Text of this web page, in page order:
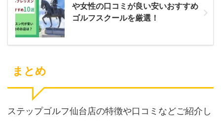
や女性の口コミが良い安いおすすめ
ゴルフスクールを厳選！
まとめ
ステップゴルフ仙台店の特徴や口コミなどご紹介し